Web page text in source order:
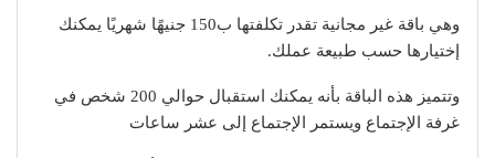
وهي باقة غير مجانية تقدر تكلفتها ب150 جنيهًا شهريًا يمكنك
إختيارها حسب طبيعة عملك.
وتتميز هذه الباقة بأنه يمكنك استقبال حوالي 200 شخص في
غرفة الإجتماع ويستمر الإجتماع إلى عشر ساعات